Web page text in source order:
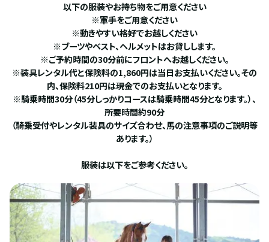
以下の服装やお持ち物をご用意ください
※軍手をご用意ください
※動きやすい格好でお越しください
※ブーツやベスト、ヘルメットはお貸しします。
※ご予約時間の30分前にフロントへお越しください。
※装具レンタル代と保険料の1,860円は当日お支払いください。その
内、保険料210円は現金でのお支払いとなります。
※騎乗時間30分（45分しっかりコースは騎乗時間45分となります。）、
所要時間約90分
（騎乗受付やレンタル装具のサイズ合わせ、馬の注意事項のご説明等
あります。）
服装は以下をご参考ください。